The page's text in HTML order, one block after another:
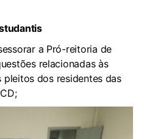
a Pró-reitoria de
relacionadas às
pleitos dos residentes das